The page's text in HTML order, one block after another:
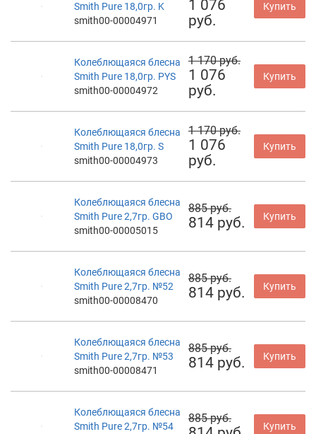
Smith Pure 18,0гр. K
smith00-00004971
1 076
руб.
Купить
Колеблющаяся блесна
Smith Pure 18,0гр. PYS
smith00-00004972
1 170 руб.
1 076
руб.
Купить
Колеблющаяся блесна
Smith Pure 18,0гр. S
smith00-00004973
1 170 руб.
1 076
руб.
Купить
Колеблющаяся блесна
Smith Pure 2,7гр. GBO
smith00-00005015
885 руб.
814 руб. Купить
Колеблющаяся блесна
Smith Pure 2,7гр. №52
smith00-00008470
885 руб.
814 руб. Купить
Колеблющаяся блесна
Smith Pure 2,7гр. №53
smith00-00008471
885 руб.
814 руб. Купить
Колеблющаяся блесна
Smith Pure 2,7гр. №54
885 руб.
Купить